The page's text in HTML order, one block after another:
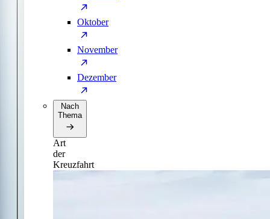
Oktober
November
Dezember
Nach
Thema
Art
der
Kreuzfahrt